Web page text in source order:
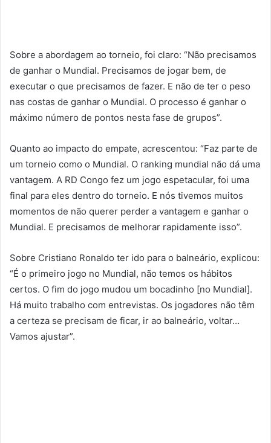
Sobre a abordagem ao torneio, foi claro: “Não precisamos
de ganhar o Mundial. Precisamos de jogar bem, de
executar o que precisamos de fazer. E não de ter o peso
nas costas de ganhar o Mundial. O processo é ganhar o
máximo número de pontos nesta fase de grupos”.
Quanto ao impacto do empate, acrescentou: “Faz parte de
um torneio como o Mundial. O ranking mundial não dá uma
vantagem. A RD Congo fez um jogo espetacular, foi uma
final para eles dentro do torneio. E nós tivemos muitos
momentos de não querer perder a vantagem e ganhar o
Mundial. E precisamos de melhorar rapidamente isso”.
Sobre Cristiano Ronaldo ter ido para o balneário, explicou:
“É o primeiro jogo no Mundial, não temos os hábitos
certos. O fim do jogo mudou um bocadinho [no Mundial].
Há muito trabalho com entrevistas. Os jogadores não têm
a certeza se precisam de ficar, ir ao balneário, voltar…
Vamos ajustar”.